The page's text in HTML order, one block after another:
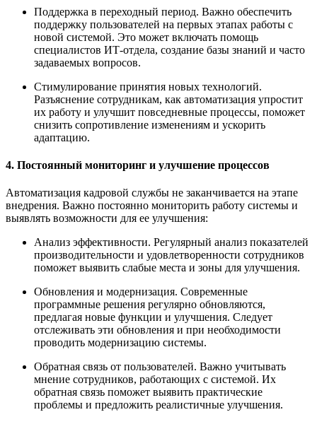
Поддержка в переходный период. Важно обеспечить
поддержку пользователей на первых этапах работы с
новой системой. Это может включать помощь
специалистов ИТ-отдела, создание базы знаний и часто
задаваемых вопросов.
Стимулирование принятия новых технологий.
Разъяснение сотрудникам, как автоматизация упростит
их работу и улучшит повседневные процессы, поможет
снизить сопротивление изменениям и ускорить
адаптацию.
4. Постоянный мониторинг и улучшение процессов
Автоматизация кадровой службы не заканчивается на этапе
внедрения. Важно постоянно мониторить работу системы и
выявлять возможности для ее улучшения:
Анализ эффективности. Регулярный анализ показателей
производительности и удовлетворенности сотрудников
поможет выявить слабые места и зоны для улучшения.
Обновления и модернизация. Современные
программные решения регулярно обновляются,
предлагая новые функции и улучшения. Следует
отслеживать эти обновления и при необходимости
проводить модернизацию системы.
Обратная связь от пользователей. Важно учитывать
мнение сотрудников, работающих с системой. Их
обратная связь поможет выявить практические
проблемы и предложить реалистичные улучшения.